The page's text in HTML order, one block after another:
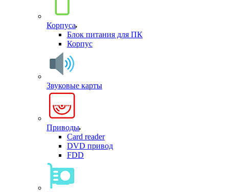
Корпуса
Блок питания для ПК
Корпус
Звуковые карты
Приводы
Card reader
DVD привод
FDD